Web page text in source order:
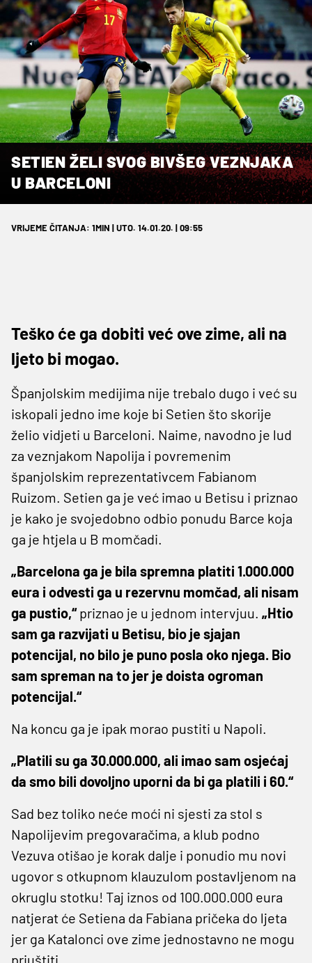
SETIEN ŽELI SVOG BIVŠEG VEZNJAKA
U BARCELONI
VRIJEME ČITANJA: 1MIN | UTO. 14.01.20. | 09:55
Teško će ga dobiti već ove zime, ali na
ljeto bi mogao.
Španjolskim medijima nije trebalo dugo i već su
iskopali jedno ime koje bi Setien što skorije
želio vidjeti u Barceloni. Naime, navodno je lud
za veznjakom Napolija i povremenim
španjolskim reprezentativcem Fabianom
Ruizom. Setien ga je već imao u Betisu i priznao
je kako je svojedobno odbio ponudu Barce koja
ga je htjela u B momčadi.
„Barcelona ga je bila spremna platiti 1.000.000
eura i odvesti ga u rezervnu momčad, ali nisam
ga pustio,“priznao je u jednom intervjuu. „Htio
sam ga razvijati u Betisu, bio je sjajan
potencijal, no bilo je puno posla oko njega. Bio
sam spreman na to jer je doista ogroman
potencijal.“
Na koncu ga je ipak morao pustiti u Napoli.
„Platili su ga 30.000.000, ali imao sam osjećaj
da smo bili dovoljno uporni da bi ga platili i 60.“
Sad bez toliko neće moći ni sjesti za stol s
Napolijevim pregovaračima, a klub podno
Vezuva otišao je korak dalje i ponudio mu novi
ugovor s otkupnom klauzulom postavljenom na
okruglu stotku! Taj iznos od 100.000.000 eura
natjerat će Setiena da Fabiana pričeka do ljeta
jer ga Katalonci ove zime jednostavno ne mogu
priuštiti.